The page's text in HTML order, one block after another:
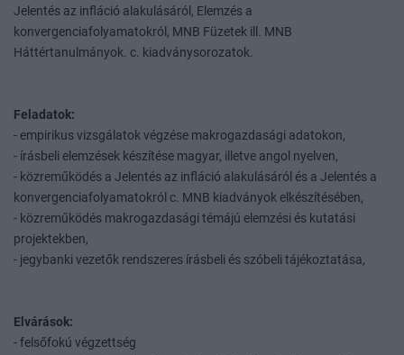
Jelentés az infláció alakulásáról, Elemzés a
konvergenciafolyamatokról, MNB Füzetek ill. MNB
Háttértanulmányok. c. kiadványsorozatok.
Feladatok:
- empirikus vizsgálatok végzése makrogazdasági adatokon,
- írásbeli elemzések készítése magyar, illetve angol nyelven,
- közreműködés a Jelentés az infláció alakulásáról és a Jelentés a
konvergenciafolyamatokról c. MNB kiadványok elkészítésében,
- közreműködés makrogazdasági témájú elemzési és kutatási
projektekben,
- jegybanki vezetők rendszeres írásbeli és szóbeli tájékoztatása,
Elvárások:
- felsőfokú végzettség